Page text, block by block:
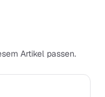
Artikel passen.